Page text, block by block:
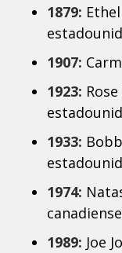
1879:
1907:
1923:
1933:
1974:
canadiense
1989: Joe